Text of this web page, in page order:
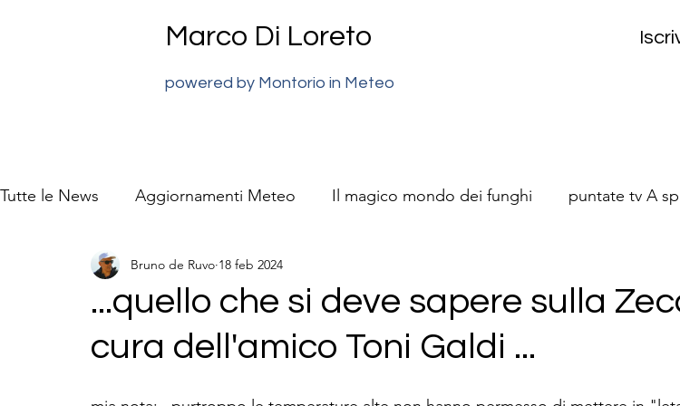
Marco Di Loreto
powered by Montorio in Meteo
Tutte le News Aggiornamenti Meteo Il magico mondo dei funghi puntate tv A
previsioni meteo Super J La natura video racconta
...quello che si deve sapere sulla
cura dell'amico Toni Galdi ...
Bruno de Ruvo 18 feb 2024